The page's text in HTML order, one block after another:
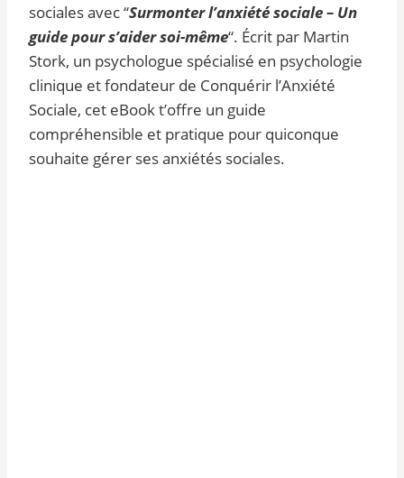
guide
pour
s'aider
soi-
sociales avec “Surmonter l’anxiété sociale – Un
guide pour s’aider soi-même“. Écrit par Martin
Stork, un psychologue spécialisé en psychologie
clinique et fondateur de Conquérir l’Anxiété
Sociale, cet eBook t’offre un guide
compréhensible et pratique pour quiconque
souhaite gérer ses anxiétés sociales.